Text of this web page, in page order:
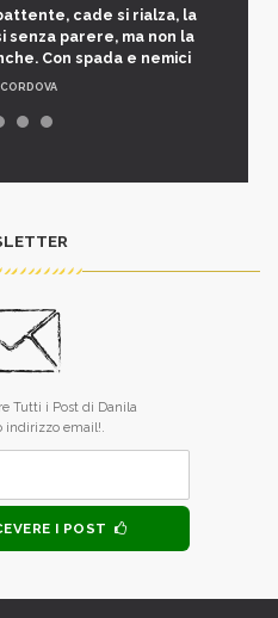
cade si rialza, la
senza parere, ma non la
Con spada e nemici
CORDOVA
Tutti i Post di Danila
indirizzo email!.
I POST